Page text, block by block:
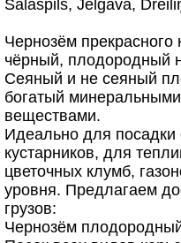
Salaspils, Jelgava,
Чернозём прекрасного
чёрный, плодородный
Сеяный и не сеяный
богатый
веществами.
Идеально для посадки
кустарников, для
цветочных клумб,
уровня. Предлагаем
грузов:
Чернозём